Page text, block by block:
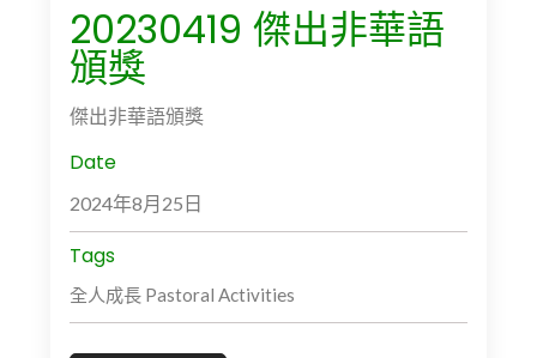
20230419 傑出非華語
頒獎
傑出非華語頒獎
Date
2024年8月25日
Tags
全人成長 Pastoral Activities